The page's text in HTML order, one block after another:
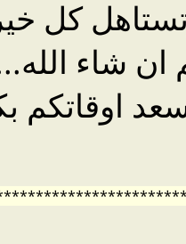
كل
شاء
اوقاتكم